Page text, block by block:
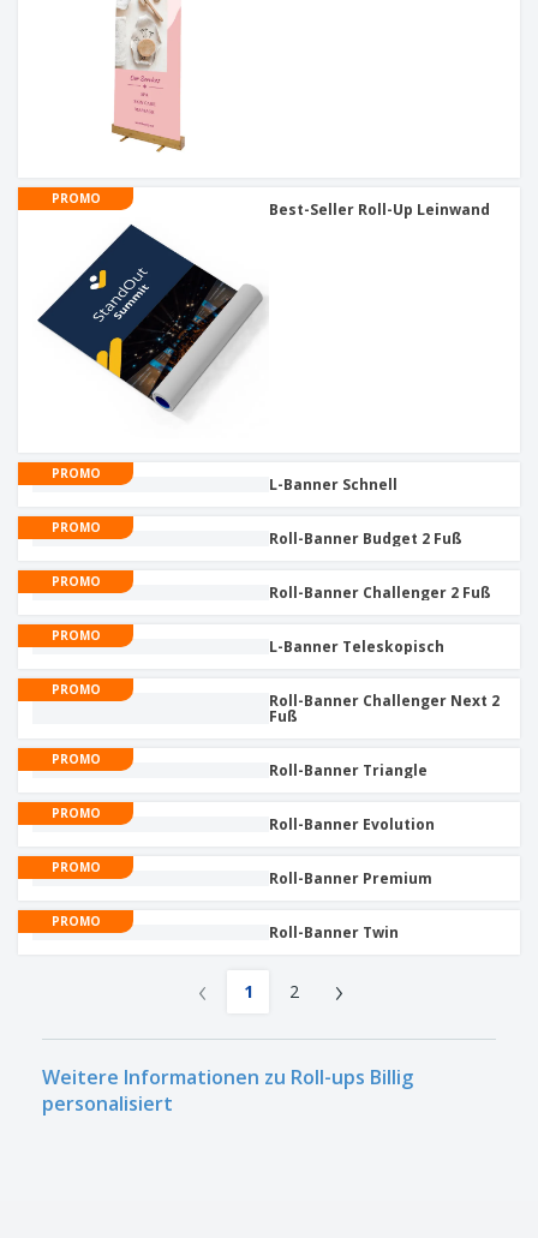
PROMO
Best-Seller Roll-Up Leinwand
PROMO
L-Banner Schnell
PROMO
Roll-Banner Budget 2 Fuß
PROMO
Roll-Banner Challenger 2 Fuß
PROMO
L-Banner Teleskopisch
PROMO
Roll-Banner Challenger Next 2
Fuß
PROMO
Roll-Banner Triangle
PROMO
Roll-Banner Evolution
PROMO
Roll-Banner Premium
PROMO
Roll-Banner Twin
‹ 1 2 ›
Weitere Informationen zu Roll-ups Billig
personalisiert